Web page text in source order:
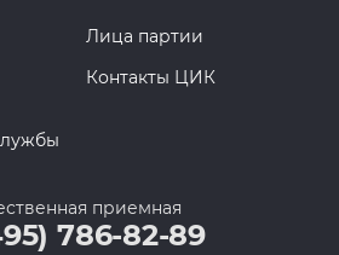
Лица партии
Контакты ЦИК
приемная
786-82-89